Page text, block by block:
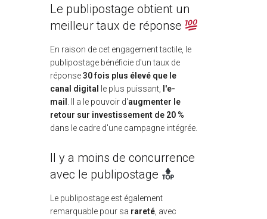
Le publipostage obtient un
meilleur taux de réponse
En raison de cet engagement tactile, le
publipostage bénéficie d'un taux de
réponse30 fois plus élevé que le
canal digital
le plus puissant,
l'e-
mail
. Il a le pouvoir d'augmenter le
retour sur investissement de 20 %
dans le cadre d'une campagne intégrée.
Il y a moins de concurrence
avec le publipostage
Le publipostage est également
remarquable pour sa rareté , avec